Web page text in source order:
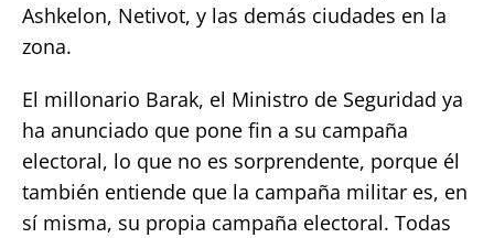
Ashkelon, Netivot, y las demás ciudades en la
zona.
El millonario Barak, el Ministro de Seguridad ya
ha anunciado que pone fin a su campaña
electoral, lo que no es sorprendente, porque él
también entiende que la campaña militar es, en
sí misma, su propia campaña electoral. Todas